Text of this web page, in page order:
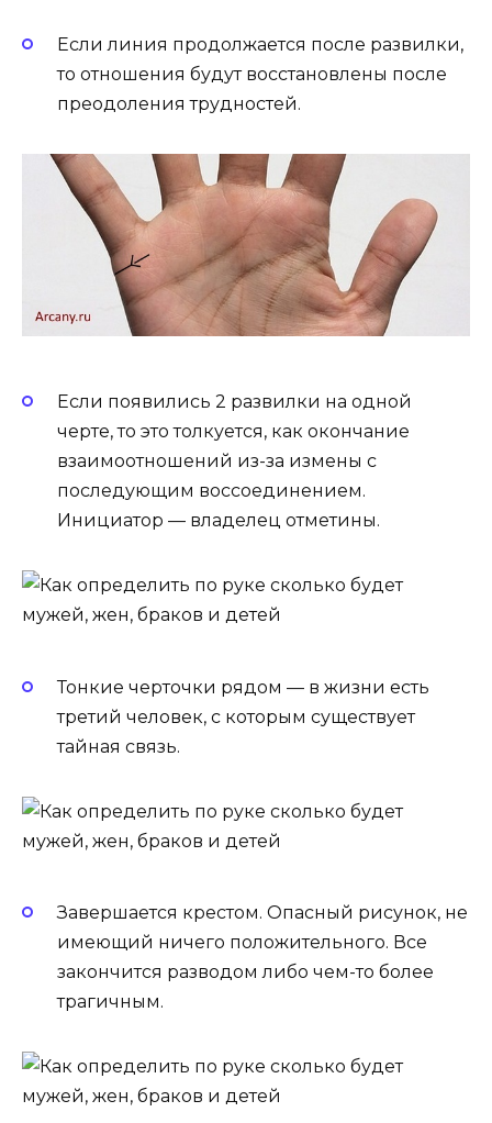
Если линия продолжается после развилки,
то отношения будут восстановлены после
преодоления трудностей.
Если появились 2 развилки на одной
черте, то это толкуется, как окончание
взаимоотношений из-за измены с
последующим воссоединением.
Инициатор — владелец отметины.
Тонкие черточки рядом — в жизни есть
третий человек, с которым существует
тайная связь.
Завершается крестом. Опасный рисунок, не
имеющий ничего положительного. Все
закончится разводом либо чем-то более
трагичным.